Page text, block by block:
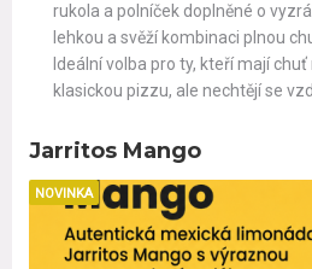
rukola a polníček doplněné o
lehkou a svěží kombinaci plnou
Ideální volba pro ty, kteří mají
klasickou pizzu, ale nechtějí se
Jarritos Mango
NOVINKA